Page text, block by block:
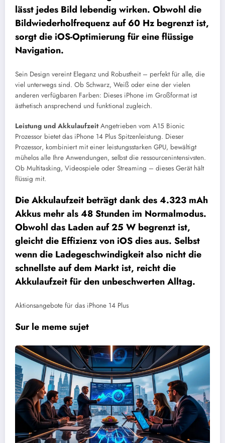
lässt jedes Bild lebendig wirken. Obwohl die
Bildwiederholfrequenz auf 60 Hz begrenzt ist,
sorgt die iOS-Optimierung für eine flüssige
Navigation.
Sein Design vereint Eleganz und Robustheit – perfekt für alle, die
viel unterwegs sind. Ob Schwarz, Weiß oder eine der vielen
anderen verfügbaren Farben: Dieses iPhone im Großformat ist
ästhetisch ansprechend und funktional zugleich.
Leistung und AkkulaufzeitAngetrieben vom A15 Bionic
Prozessor bietet das iPhone 14 Plus Spitzenleistung. Dieser
Prozessor, kombiniert mit einer leistungsstarken GPU, bewältigt
mühelos alle Ihre Anwendungen, selbst die ressourcenintensivsten.
Ob Multitasking, Videospiele oder Streaming – dieses Gerät hält
flüssig mit.
Die Akkulaufzeit beträgt dank des 4.323 mAh
Akkus mehr als 48 Stunden im Normalmodus.
Obwohl das Laden auf 25 W begrenzt ist,
gleicht die Effizienz von iOS dies aus. Selbst
wenn die Ladegeschwindigkeit also nicht die
schnellste auf dem Markt ist, reicht die
Akkulaufzeit für den unbeschwerten Alltag.
Aktionsangebote für das iPhone 14 Plus
Sur le meme sujet